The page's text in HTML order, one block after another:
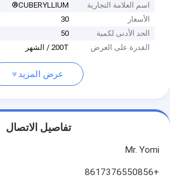
اسم العلامة التجارية
CUBERYLLIUM®
الأسعار
30
الحد الأدنى لكمية
50
القدرة على العرض
200T / الشهر
عرض المزيد
تفاصيل الاتصال
Mr. Yomi
+8617376550856